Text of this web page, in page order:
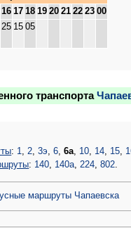
16 17 18 19 20 21 22 23 00
25 15 05
транспорта
: 1 2 ,3э ,6 ,6а 10 14 15
: 140 140а 224 ,802
маршруты Чапаевска